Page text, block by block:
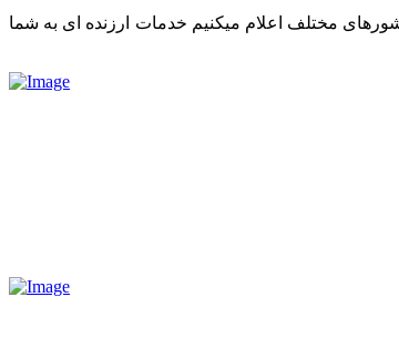
مختلف اعلام میکنیم خدمات ارزنده ای به شما